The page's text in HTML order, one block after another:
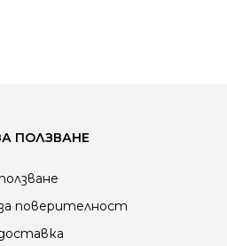
ПОЛЗВАНЕ
поверителност